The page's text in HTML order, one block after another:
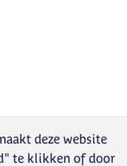
deze website
te klikken of door